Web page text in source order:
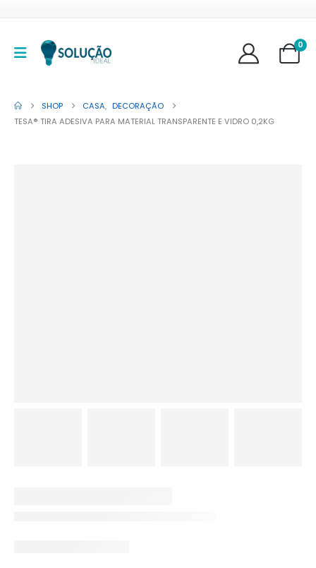
0
SHOP CASA, DECORAÇÃO
TESA® TIRA ADESIVA PARA MATERIAL TRANSPARENTE E VIDRO 0,2KG